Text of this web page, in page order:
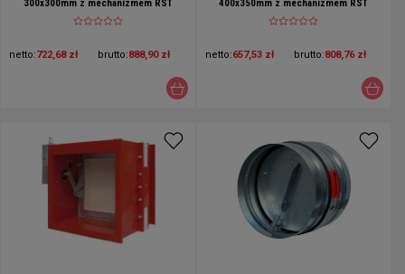
300x300mm z mechanizmem RST
netto:722,68 zł brutto:888,90 zł
400x350mm z mechanizmem RST
netto:657,53 zł brutto:808,76 zł